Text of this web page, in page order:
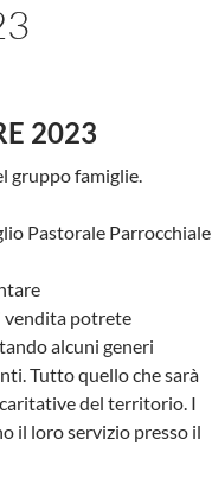
2023
gruppo famiglie.
Pastorale Parrocchiale
vendita potrete
alcuni generi
Tutto quello che sarà
del territorio. I
il loro servizio presso il